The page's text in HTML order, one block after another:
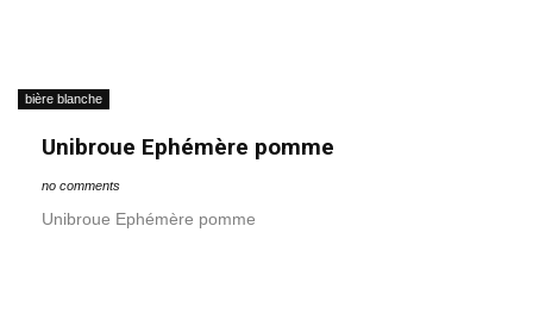
bière blanche
Unibroue Ephémère pomme
no comments
Unibroue Ephémère pomme